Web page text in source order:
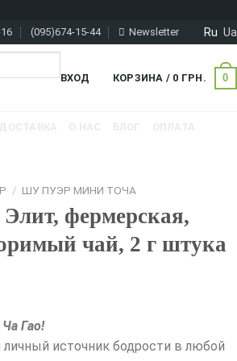
(095)674-15-44 Newsletter Ru Ua
ВХОД КОРЗИНА / 0 ГРН. 0
/ ШУ ПУЭР МИНИ ТОЧА
фермерская,
чай, 2 г штука
Гао!
источник бодрости в любой